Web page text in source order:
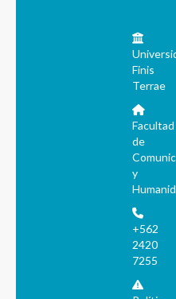
Finis
Terrae
Facultad
de
y
+562
2420
7255